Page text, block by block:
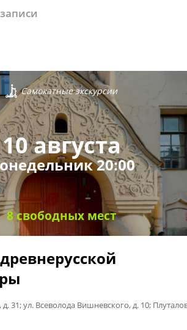
Самокатные экскурсии
10 августа
20:00
8 свободных мест
31; ул. Всеволода Вишневского, д. 10;